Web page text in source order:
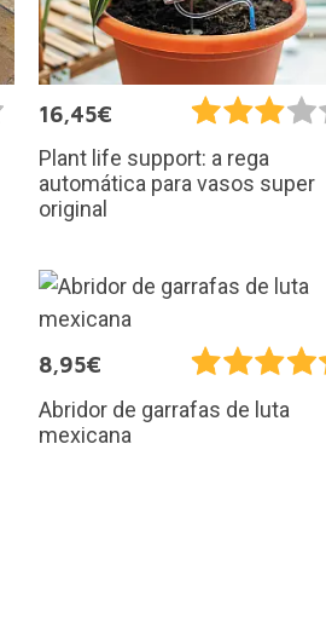
16,45€
Plant life support: a rega
automática para vasos super
original
8,95€
Abridor de garrafas de luta
mexicana